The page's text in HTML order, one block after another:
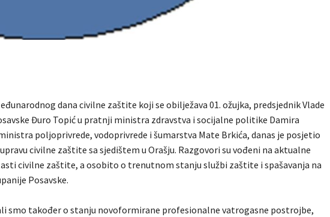
dana civilne zaštite koji se obilježava 01. ožujka, predsjednik Vlade
Đuro Topić u pratnji ministra zdravstva i socijalne politike Damira
poljoprivrede, vodoprivrede i šumarstva Mate Brkića, danas je posjetio
civilne zaštite sa sjedištem u Orašju. Razgovori su vođeni na aktualne
civilne zaštite, a osobito o trenutnom stanju službi zaštite i spašavanja na
Posavske.
smo također o stanju novoformirane profesionalne vatrogasne postrojbe,